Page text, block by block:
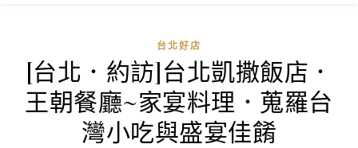
台北好店
[台北．約訪]台北凱撒飯店．
王朝餐廳~家宴料理．蒐羅台
灣小吃與盛宴佳餚